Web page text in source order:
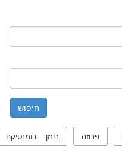
פרוזה רומן רומנטיקה